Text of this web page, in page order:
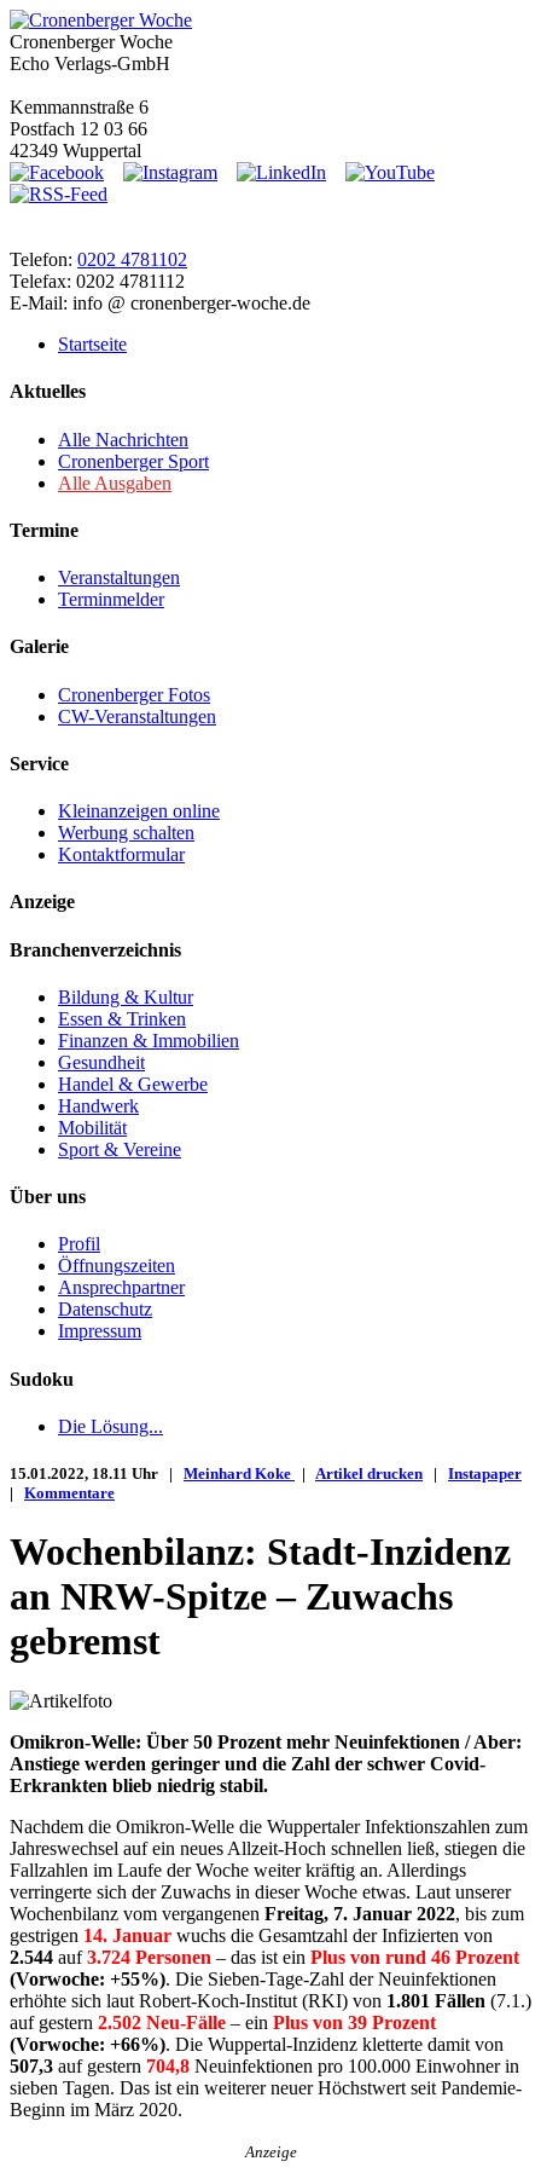
Cronenberger Woche
Echo Verlags-GmbH
Kemmannstraße 6
Postfach 12 03 66
42349 Wuppertal
Telefon: 0202 4781102
Telefax: 0202 4781112
E-Mail: info @ cronenberger-woche.de
Startseite
Aktuelles
Alle Nachrichten
Cronenberger Sport
Alle Ausgaben
Termine
Veranstaltungen
Terminmelder
Galerie
Cronenberger Fotos
CW-Veranstaltungen
Service
Kleinanzeigen online
Werbung schalten
Kontaktformular
Anzeige
Branchenverzeichnis
Bildung & Kultur
Essen & Trinken
Finanzen & Immobilien
Gesundheit
Handel & Gewerbe
Handwerk
Mobilität
Sport & Vereine
Über uns
Profil
Öffnungszeiten
Ansprechpartner
Datenschutz
Impressum
Sudoku
Die Lösung...
15.01.2022, 18.11 Uhr | Meinhard Koke | Artikel drucken | Instapaper
| Kommentare
Wochenbilanz: Stadt-Inzidenz
an NRW-Spitze – Zuwachs
gebremst
Omikron-Welle: Über 50 Prozent mehr Neuinfektionen / Aber:
Anstiege werden geringer und die Zahl der schwer Covid-
Erkrankten blieb niedrig stabil.
Nachdem die Omikron-Welle die Wuppertaler Infektionszahlen zum
Jahreswechsel auf ein neues Allzeit-Hoch schnellen ließ, stiegen die
Fallzahlen im Laufe der Woche weiter kräftig an. Allerdings
verringerte sich der Zuwachs in dieser Woche etwas. Laut unserer
Wochenbilanz vom vergangenen Freitag, 7. Januar 2022, bis zum
gestrigen 14. Januar wuchs die Gesamtzahl der Infizierten von
2.544 auf3.724 Personen – das ist ein Plus von rund 46 Prozent
(Vorwoche: +55%). Die Sieben-Tage-Zahl der Neuinfektionen
erhöhte sich laut Robert-Koch-Institut (RKI) von 1.801 Fällen (7.1.)
auf gestern 2.502 Neu-Fälle – ein Plus von 39 Prozent
(Vorwoche: +66%). Die Wuppertal-Inzidenz kletterte damit von
507,3 auf gestern 704,8 Neuinfektionen pro 100.000 Einwohner in
sieben Tagen. Das ist ein weiterer neuer Höchstwert seit Pandemie-
Beginn im März 2020.
Anzeige